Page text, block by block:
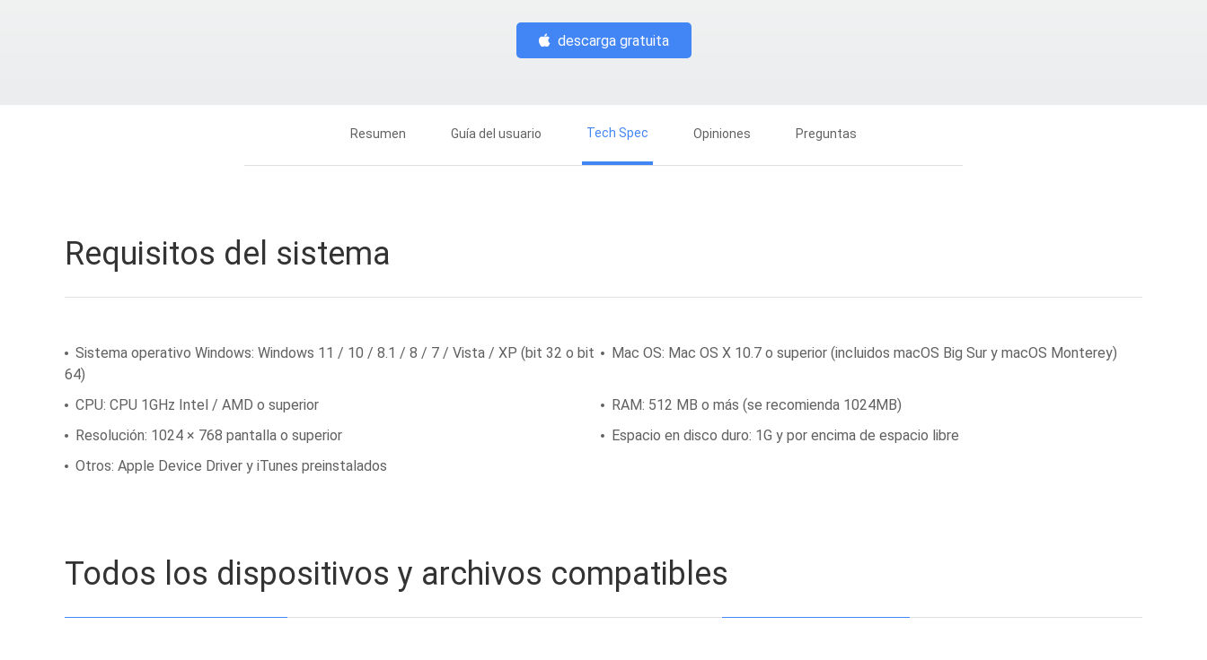
descarga gratuita
Resumen Guía del usuario Tech Spec Opiniones Preguntas
Requisitos del sistema
Sistema operativo Windows: Windows 11 / 10 / 8.1 / 8 / 7 / Vista / XP (bit 32 o bit
64)
Mac OS: Mac OS X 10.7 o superior (incluidos macOS Big Sur y macOS Monterey)
CPU: CPU 1GHz Intel / AMD o superior
RAM: 512 MB o más (se recomienda 1024MB)
Resolución: 1024 × 768 pantalla o superior
Espacio en disco duro: 1G y por encima de espacio libre
Otros: Apple Device Driver y iTunes preinstalados
Todos los dispositivos y archivos compatibles